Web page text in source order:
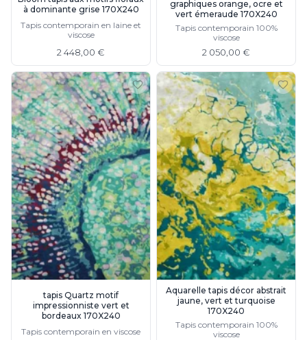
à dominante grise 170X240
Tapis contemporain en laine et
viscose
2 448,00 €
graphiques orange, ocre et
vert émeraude 170X240
Tapis contemporain 100%
viscose
2 050,00 €
tapis Quartz motif
impressionniste vert et
bordeaux 170X240
Tapis contemporain en viscose
Aquarelle tapis décor abstrait
jaune, vert et turquoise
170X240
Tapis contemporain 100%
viscose